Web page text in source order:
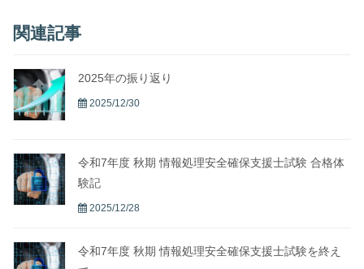
関連記事
2025年の振り返り
2025/12/30
令和7年度 秋期 情報処理安全確保支援士試験 合格体
験記
2025/12/28
令和7年度 秋期 情報処理安全確保支援士試験を終え